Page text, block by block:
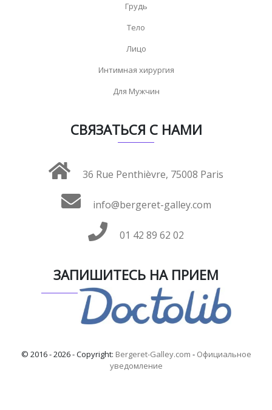
Грудь
Тело
Лицо
Интимная хирургия
Для Мужчин
СВЯЗАТЬСЯ С НАМИ
36 Rue Penthièvre, 75008 Paris
info@bergeret-galley.com
01 42 89 62 02
ЗАПИШИТЕСЬ НА ПРИЕМ
© 2016 - 2026 - Copyright: Bergeret-Galley.com - Официальное
уведомление